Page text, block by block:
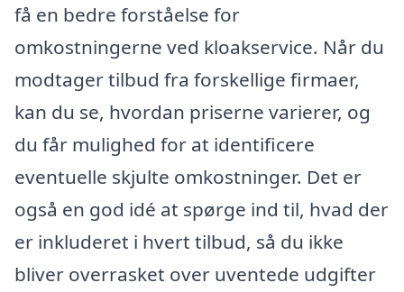
få en bedre forståelse for
omkostningerne ved kloakservice. Når du
modtager tilbud fra forskellige firmaer,
kan du se, hvordan priserne varierer, og
du får mulighed for at identificere
eventuelle skjulte omkostninger. Det er
også en god idé at spørge ind til, hvad der
er inkluderet i hvert tilbud, så du ikke
bliver overrasket over uventede udgifter